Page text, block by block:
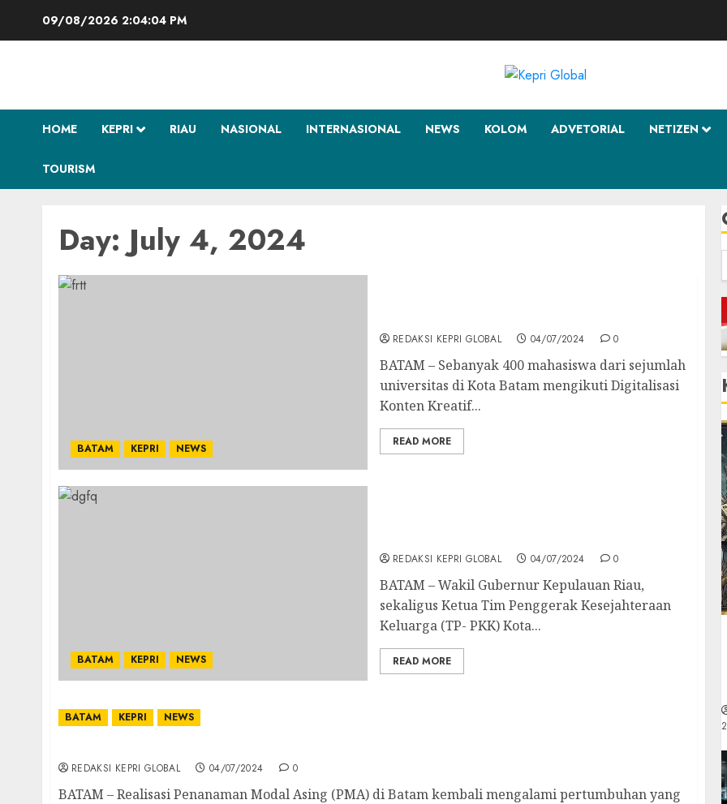
09/08/2026 2:04:04 PM
HOME KEPRI RIAU NASIONAL INTERNASIONAL NEWS KOLOM ADVETORIAL NETIZEN
TOURISM
Day:July 4, 2024
BATAM KEPRI NEWS
REDAKSI KEPRI GLOBAL 04/07/2024 0
BATAM – Sebanyak 400 mahasiswa dari sejumlah
universitas di Kota Batam mengikuti Digitalisasi
Konten Kreatif...
READ MORE
BATAM KEPRI NEWS
REDAKSI KEPRI GLOBAL 04/07/2024 0
BATAM – Wakil Gubernur Kepulauan Riau,
sekaligus Ketua Tim Penggerak Kesejahteraan
Keluarga (TP- PKK) Kota...
READ MORE
BATAM KEPRI NEWS
REDAKSI KEPRI GLOBAL 04/07/2024 0
BATAM – Realisasi Penanaman Modal Asing (PMA) di Batam kembali mengalami pertumbuhan yang